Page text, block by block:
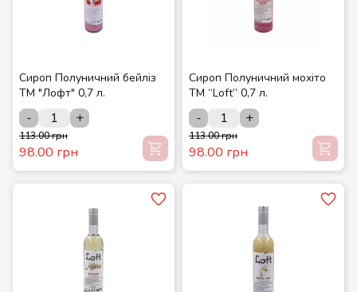
Сироп Полуничний бейліз
ТМ "Лофт" 0,7 л.
- +
113.00 грн
98.00 грн
Сироп Полуничний мохіто
ТМ “Loft” 0,7 л.
- +
113.00 грн
98.00 грн